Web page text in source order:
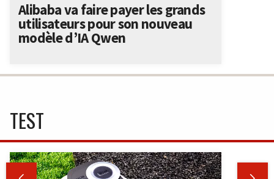
Alibaba va faire payer les grands
utilisateurs pour son nouveau
modèle d’IA Qwen
TEST